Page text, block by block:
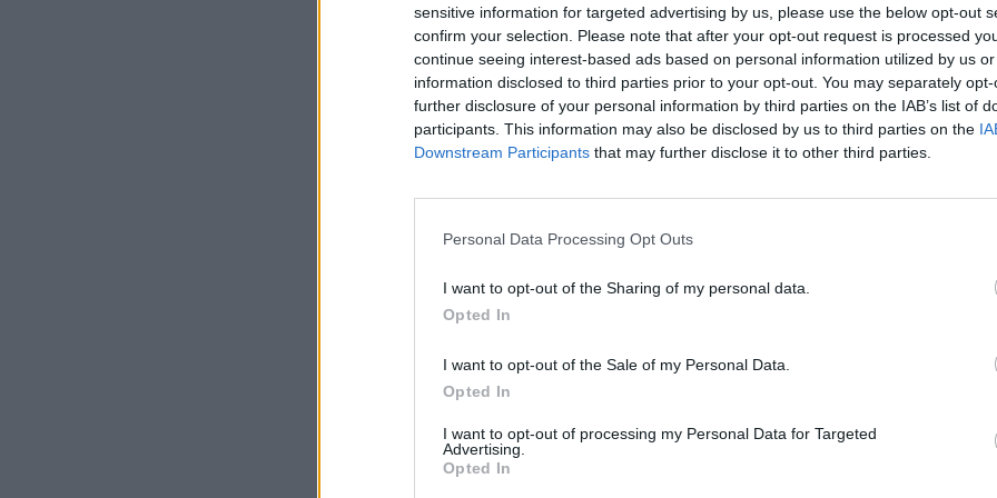
sensitive information for targeted advertising by us, please use the below opt-out
confirm your selection. Please note that after your opt-out request is processed
continue seeing interest-based ads based on personal information utilized by us
information disclosed to third parties prior to your opt-out. You may separately
further disclosure of your personal information by third parties on the IAB’s list of
participants. This information may also be disclosed by us to third parties on the
Downstream Participants that may further disclose it to other third parties.
Personal Data Processing Opt Outs
I want to opt-out of the Sharing of my personal data.
Opted In
I want to opt-out of the Sale of my Personal Data.
Opted In
I want to opt-out of processing my Personal Data for Targeted
Advertising.
Opted In